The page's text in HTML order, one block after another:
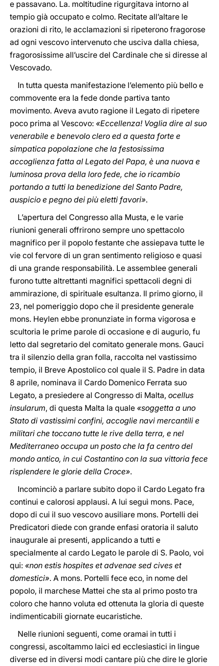
e passavano. La. moltitudine rigurgitava intorno al
tempio già occupato e colmo. Recitate all’altare le
orazioni di rito, le acclamazioni si ripeterono fragorose
ad ogni vescovo intervenuto che usciva dalla chiesa,
fragorosissime all’uscire del Cardinale che si diresse al
Vescovado.
In tutta questa manifestazione l’elemento più bello e
commovente era la fede donde partiva tanto
movimento. Aveva avuto ragione il Legato di ripetere
poco prima al Vescovo: «Eccellenza! Voglia dire al suo
venerabile e benevolo clero ed a questa forte e
simpatica popolazione che la festosissima
accoglienza fatta al Legato del Papa, è una nuova e
luminosa prova della loro fede, che io ricambio
portando a tutti la benedizione del Santo Padre,
auspicio e pegno dei più eletti favori».
L’apertura del Congresso alla Musta, e le varie
riunioni generali offrirono sempre uno spettacolo
magnifico per il popolo festante che assiepava tutte le
vie col fervore di un gran sentimento religioso e quasi
di una grande responsabilità. Le assemblee generali
furono tutte altrettanti magnifici spettacoli degni di
ammirazione, di spirituale esultanza. Il primo giorno, il
23, nel pomeriggio dopo che il presidente generale
mons. Heylen ebbe pronunziate in forma vigorosa e
scultoria le prime parole di occasione e di augurio, fu
letto dal segretario del comitato generale mons. Gauci
tra il silenzio della gran folla, raccolta nel vastissimo
tempio, il Breve Apostolico col quale il S. Padre in data
8 aprile, nominava il Cardo Domenico Ferrata suo
Legato, a presiedere al Congresso di Malta, ocellus
insularum, di questa Malta la quale «soggetta a uno
Stato di vastissimi confini, accoglie navi mercantili e
militari che toccano tutte le rive della terra, e nel
Mediterraneo occupa un posto che la fa centro del
mondo antico, in cui Costantino con la sua vittoria fece
risplendere le glorie della Croce».
Incominciò a parlare subito dopo il Cardo Legato fra
continui e calorosi applausi. A lui seguì mons. Pace,
dopo di cui il suo vescovo ausiliare mons. Portelli dei
Predicatori diede con grande enfasi oratoria il saluto
inaugurale ai presenti, applicando a tutti e
specialmente al cardo Legato le parole di S. Paolo, voi
qui: «non estis hospites et advenae sed cives et
domestici». A mons. Portelli fece eco, in nome del
popolo, il marchese Mattei che sta al primo posto tra
coloro che hanno voluta ed ottenuta la gloria di queste
indimenticabili giornate eucaristiche.
Nelle riunioni seguenti, come oramai in tutti i
congressi, ascoltammo laici ed ecclesiastici in lingue
diverse ed in diversi modi cantare più che dire le glorie